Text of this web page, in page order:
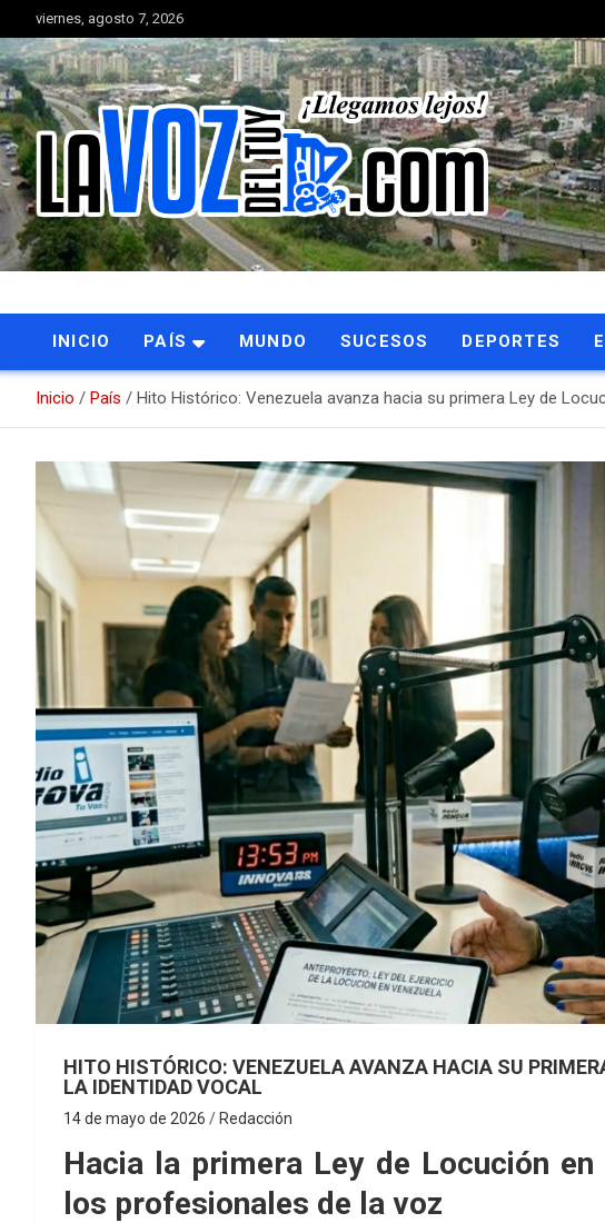
al
contenido
viernes, agosto 7, 2026
La Voz del Tuy
Portal de noticias
INICIO PAÍS MUNDO SUCESOS DEPORTES
Inicio País Hito Histórico: Venezuela avanza hacia su primera Ley de
HITO HISTÓRICO: VENEZUELA AVANZA HACIA SU
LA IDENTIDAD VOCAL
14 de mayo de 2026 Redacción
Hacia la primera Ley de Locución en
los profesionales de la voz